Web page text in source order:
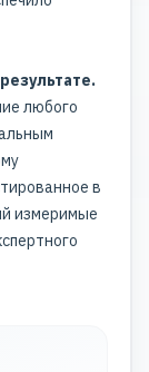
любого
в
измеримые